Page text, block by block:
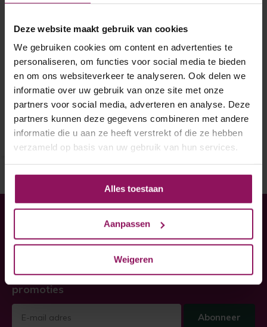
Deze website maakt gebruik van cookies
We gebruiken cookies om content en advertenties te
personaliseren, om functies voor social media te bieden
en om ons websiteverkeer te analyseren. Ook delen we
informatie over uw gebruik van onze site met onze
partners voor social media, adverteren en analyse. Deze
partners kunnen deze gegevens combineren met andere
informatie die u aan ze heeft verstrekt of die ze hebben
verzameld op basis van uw gebruik van hun services.
Alles toestaan
Aanpassen
Weigeren
587 ISO Blank glas
ISO Blank glas
€ 669,-
Heeft u hulp nodig bij uw
Ontvang de nieuwste aanbiedingen en
promoties
Abonneer